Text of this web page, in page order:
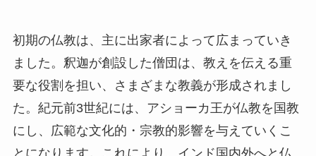
初期の仏教は、主に出家者によって広まっていき
ました。釈迦が創設した僧団は、教えを伝える重
要な役割を担い、さまざまな教義が形成されまし
た。紀元前3世紀には、アショーカ王が仏教を国教
にし、広範な文化的・宗教的影響を与えていくこ
とになります。これにより、インド国内外へと仏